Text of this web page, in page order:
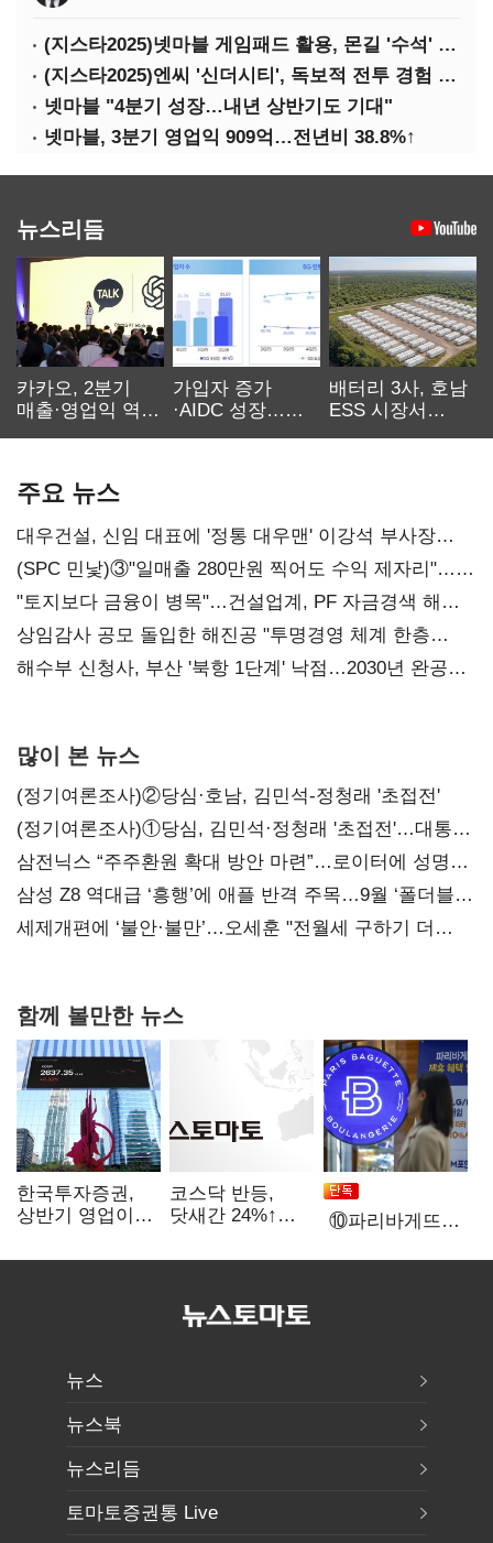
(지스타2025)넷마블 게임패드 활용, 몬길 '수석' 7대죄 '차석'
(지스타2025)엔씨 '신더시티', 독보적 전투 경험 필요
넷마블 "4분기 성장…내년 상반기도 기대"
넷마블, 3분기 영업익 909억…전년비 38.8%↑
뉴스리듬
카카오, 2분기
매출·영업익 역대
가입자 증가
·AIDC 성장…
배터리 3사, 호남
ESS 시장서
주요 뉴스
대우건설, 신임 대표에 '정통 대우맨' 이강석 부사장
내정
(SPC 민낯)③"일매출 280만원 찍어도 수익 제자리"…
점주 울리는 '상시 할인'
"토지보다 금융이 병목"…건설업계, PF 자금경색 해소
목소리
상임감사 공모 돌입한 해진공 "투명경영 체계 한층
강화"
해수부 신청사, 부산 '북항 1단계' 낙점…2030년 완공
많이 본 뉴스
(정기여론조사)②당심·호남, 김민석-정청래 '초접전'
(정기여론조사)①당심, 김민석·정청래 '초접전'…대통령
지지도 '50% 아래로'(종합)
삼전닉스 “주주환원 확대 방안 마련”…로이터에 성명
보내
삼성 Z8 역대급 ‘흥행’에 애플 반격 주목…9월 ‘폴더블
대전’
세제개편에 ‘불안·불만’…오세훈 "전월세 구하기 더
함께 볼만한 뉴스
한국투자증권,
상반기 영업이익
전년비 89.1%↑
코스닥 반등,
닷새간 24%↑…
언제
⑩파리바게뜨
'용역 제빵기사
뉴스
뉴스북
뉴스리듬
토마토증권통 Live